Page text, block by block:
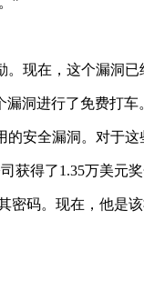
现在，这个漏洞已
洞进行了免费打车
安全漏洞。对于
获得了1.35万美元奖
密码。现在，他